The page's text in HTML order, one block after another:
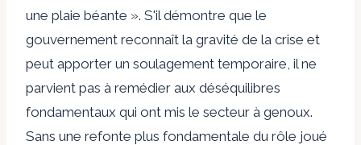
une plaie béante ». S'il démontre que le
gouvernement reconnaît la gravité de la crise et
peut apporter un soulagement temporaire, il ne
parvient pas à remédier aux déséquilibres
fondamentaux qui ont mis le secteur à genoux.
Sans une refonte plus fondamentale du rôle joué